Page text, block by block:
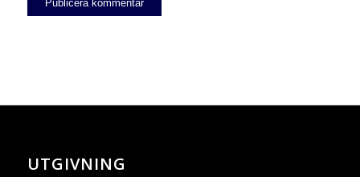
UTGIVNING